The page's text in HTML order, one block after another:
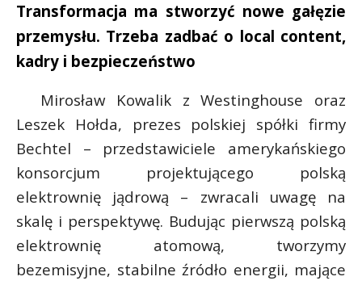
Transformacja ma stworzyć nowe gałęzie
przemysłu. Trzeba zadbać o local content,
kadry i bezpieczeństwo
Mirosław Kowalik z Westinghouse oraz
Leszek Hołda, prezes polskiej spółki firmy
Bechtel – przedstawiciele amerykańskiego
konsorcjum projektującego polską
elektrownię jądrową – zwracali uwagę na
skalę i perspektywę. Budując pierwszą polską
elektrownię atomową, tworzymy
bezemisyjne, stabilne źródło energii, mające